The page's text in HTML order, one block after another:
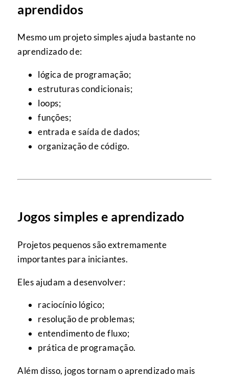
aprendidos
Mesmo um projeto simples ajuda bastante no
aprendizado de:
lógica de programação;
estruturas condicionais;
loops;
funções;
entrada e saída de dados;
organização de código.
Jogos simples e aprendizado
Projetos pequenos são extremamente
importantes para iniciantes.
Eles ajudam a desenvolver:
raciocínio lógico;
resolução de problemas;
entendimento de fluxo;
prática de programação.
Além disso, jogos tornam o aprendizado mais